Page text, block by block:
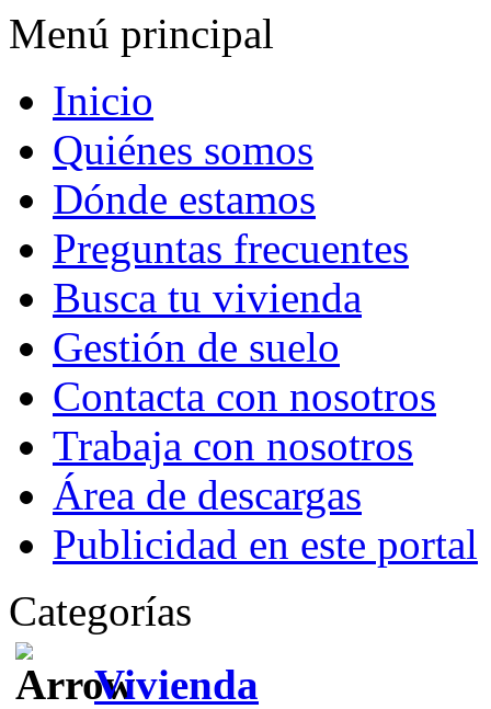
Menú principal
Inicio
Quiénes somos
Dónde estamos
Preguntas frecuentes
Busca tu vivienda
Gestión de suelo
Contacta con nosotros
Trabaja con nosotros
Área de descargas
Publicidad en este portal
Categorías
Vivienda